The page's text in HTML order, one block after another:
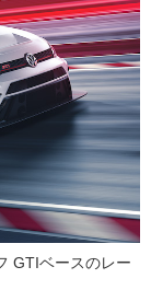
GTIベースのレー